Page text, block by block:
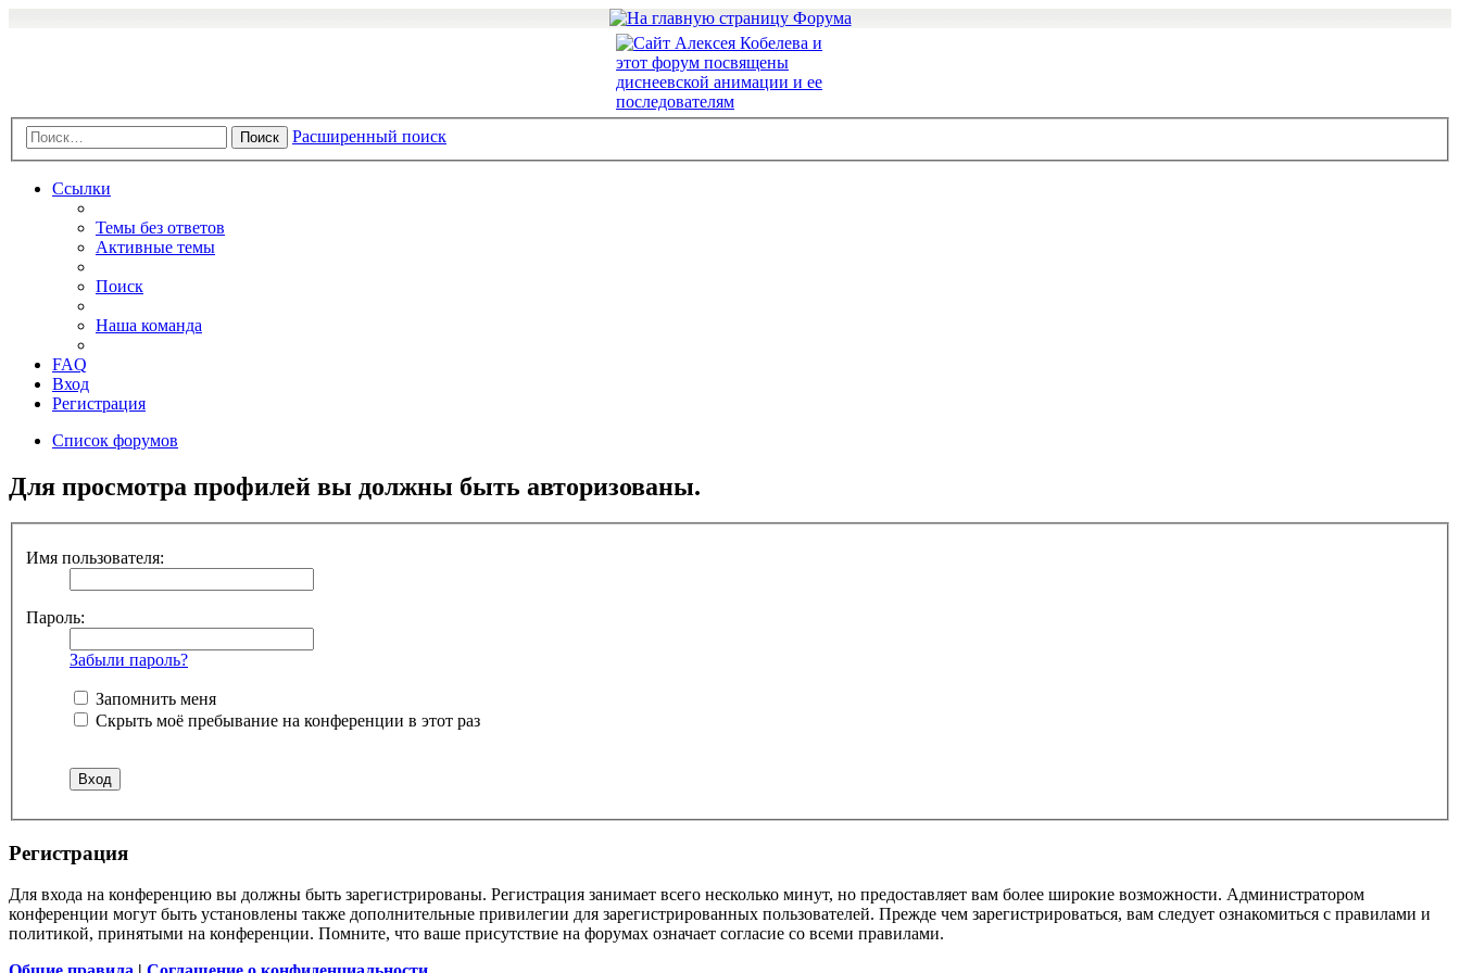
Поиск Расширенный поиск
Ссылки
Темы без ответов
Активные темы
Поиск
Наша команда
FAQ
Вход
Регистрация
Список форумов
Для просмотра профилей вы должны быть авторизованы.
Имя пользователя:
Пароль:
Забыли пароль?
Запомнить меня
Скрыть моё пребывание на конференции в этот раз
Регистрация
Для входа на конференцию вы должны быть зарегистрированы. Регистрация занимает всего несколько минут, но предоставляет вам более широкие возможности. Администратором
конференции могут быть установлены также дополнительные привилегии для зарегистрированных пользователей. Прежде чем зарегистрироваться, вам следует ознакомиться с правилами и
политикой, принятыми на конференции. Помните, что ваше присутствие на форумах означает согласие со всеми правилами.